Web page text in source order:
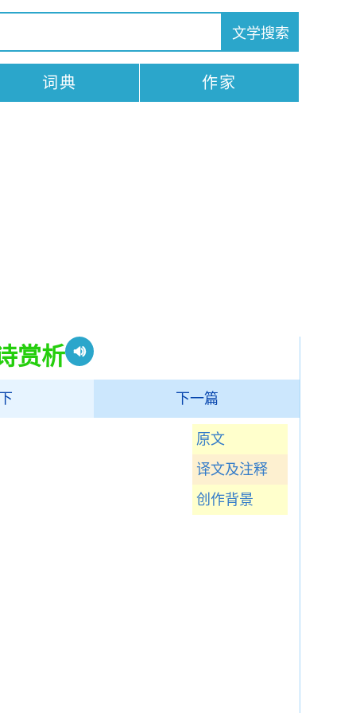
词典 作家
赏析
下一篇
原文
译文及注释
创作背景